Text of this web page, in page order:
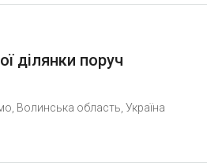
ділянки поруч
Волинська область, Україна